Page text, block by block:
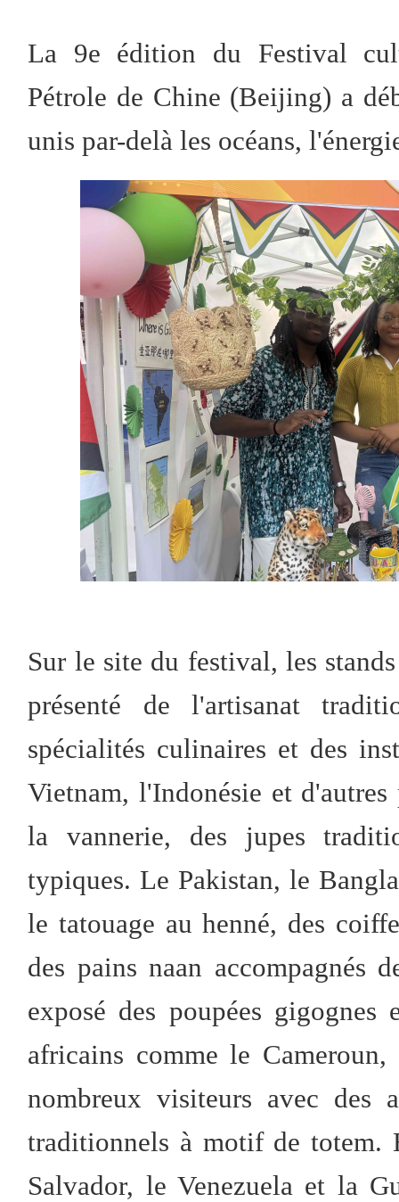
La 9e édition du Festival
Pétrole de Chine (Beijing) a
unis par-delà les océans,
Sur le site du festival, les
présenté de l'artisanat
spécialités culinaires et des
Vietnam, l'Indonésie et
la vannerie, des jupes
typiques. Le Pakistan, le
le tatouage au henné, des
des pains naan accompagnés
exposé des poupées
africains comme le
nombreux visiteurs avec des
traditionnels à motif de totem.
Salvador, le Venezuela et la